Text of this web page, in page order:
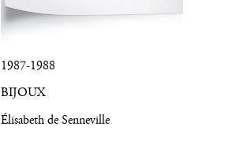
1987-1988
BIJOUX
Élisabeth de Senneville